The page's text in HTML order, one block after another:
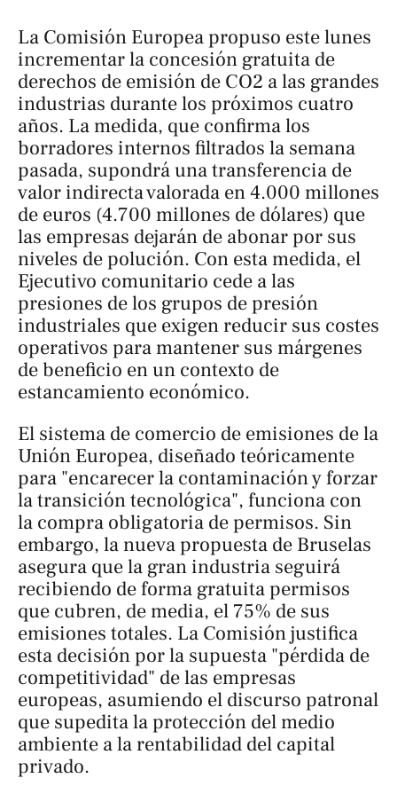
La Comisión Europea propuso este lunes
incrementar la concesión gratuita de
derechos de emisión de CO2 a las grandes
industrias durante los próximos cuatro
años. La medida, que confirma los
borradores internos filtrados la semana
pasada, supondrá una transferencia de
valor indirecta valorada en 4.000 millones
de euros (4.700 millones de dólares) que
las empresas dejarán de abonar por sus
niveles de polución. Con esta medida, el
Ejecutivo comunitario cede a las
presiones de los grupos de presión
industriales que exigen reducir sus costes
operativos para mantener sus márgenes
de beneficio en un contexto de
estancamiento económico.
El sistema de comercio de emisiones de la
Unión Europea, diseñado teóricamente
para "encarecer la contaminación y forzar
la transición tecnológica", funciona con
la compra obligatoria de permisos. Sin
embargo, la nueva propuesta de Bruselas
asegura que la gran industria seguirá
recibiendo de forma gratuita permisos
que cubren, de media, el 75% de sus
emisiones totales. La Comisión justifica
esta decisión por la supuesta "pérdida de
competitividad" de las empresas
europeas, asumiendo el discurso patronal
que supedita la protección del medio
ambiente a la rentabilidad del capital
privado.